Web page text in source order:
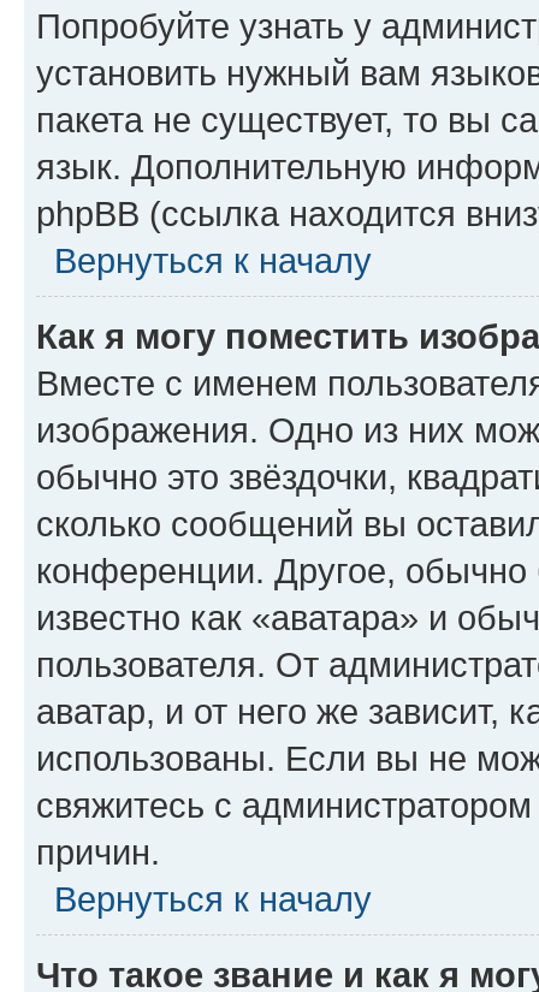
Попробуйте узнать у
установить нужный вам
пакета не существует, то вы
язык. Дополнительную
phpBB (ссылка находится
Вернуться к началу
Как я могу поместить
Вместе с именем
изображения. Одно из них
обычно это звёздочки,
сколько сообщений вы
конференции. Другое,
известно как «аватара» и
пользователя. От
аватар, и от него же зависит,
использованы. Если вы не
свяжитесь с
причин.
Вернуться к началу
Что такое звание и как я